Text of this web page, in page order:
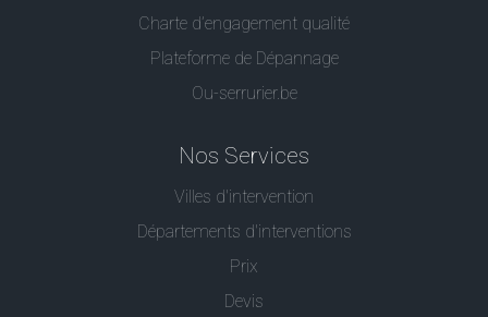
Charte d’engagement qualité
Plateforme de Dépannage
Ou-serrurier.be
Nos Services
Villes d'intervention
Départements d'interventions
Prix
Devis